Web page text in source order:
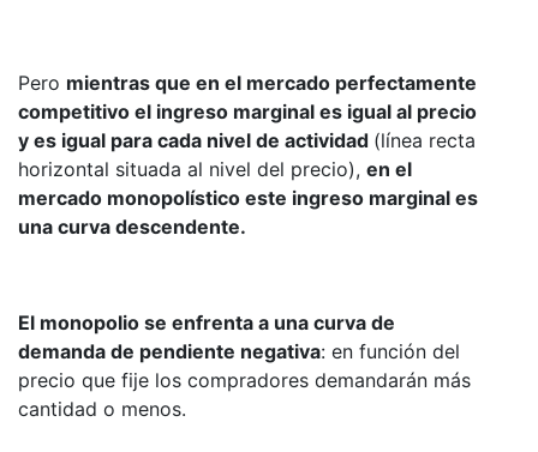
Pero mientras que en el mercado perfectamente
competitivo el ingreso marginal es igual al precio
y es igual para cada nivel de actividad (línea recta
horizontal situada al nivel del precio), en el
mercado monopolístico este ingreso marginal es
una curva descendente.
El monopolio se enfrenta a una curva de
demanda de pendiente negativa: en función del
precio que fije los compradores demandarán más
cantidad o menos.